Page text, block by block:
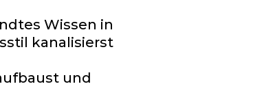
Wissen in
kanalisierst
und